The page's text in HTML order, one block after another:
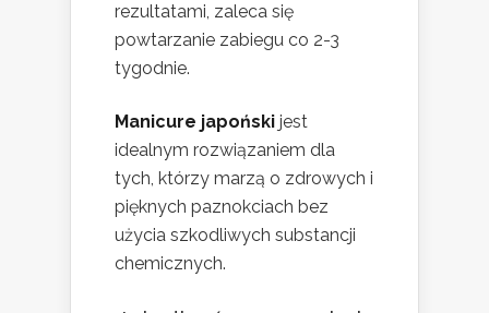
rezultatami, zaleca się
powtarzanie zabiegu co 2-3
tygodnie.
Manicure japoński jest
idealnym rozwiązaniem dla
tych, którzy marzą o zdrowych i
pięknych paznokciach bez
użycia szkodliwych substancji
chemicznych.